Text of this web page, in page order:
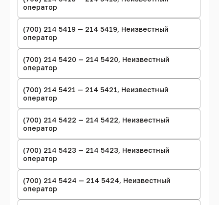
оператор
(700) 214 5419 — 214 5419, Неизвестный
оператор
(700) 214 5420 — 214 5420, Неизвестный
оператор
(700) 214 5421 — 214 5421, Неизвестный
оператор
(700) 214 5422 — 214 5422, Неизвестный
оператор
(700) 214 5423 — 214 5423, Неизвестный
оператор
(700) 214 5424 — 214 5424, Неизвестный
оператор